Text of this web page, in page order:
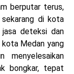
berputar terus,
di kota
deteksi dan
Medan yang
menyelesaikan
bongkar, tepat